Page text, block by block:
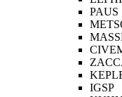
PAUS
IGSP